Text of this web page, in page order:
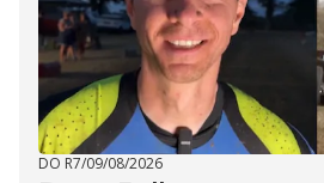
DO R7/09/08/2026